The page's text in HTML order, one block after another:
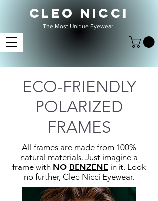
CLEO NICCI
The Most Unique Eyewear
ECO-FRIENDLY
POLARIZED
FRAMES
All frames are made from 100%
natural materials. Just imagine a
frame with NO BENZENE in it. Look
no further, Cleo Nicci Eyewear.